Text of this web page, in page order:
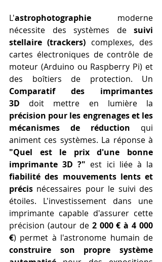
L'astrophotographie moderne
nécessite des systèmes de suivi
stellaire (trackers) complexes, des
cartes électroniques de contrôle de
moteur (Arduino ou Raspberry Pi) et
Comparatif des imprimantes
3D
précision pour les engrenages et les
mécanismes de réduction qui
"Quel est le prix d'une bonne
imprimante 3D ?"
fiabilité des mouvements lents et
précis nécessaires pour le suivi des
étoiles. L'investissement dans une
imprimante capable d'assurer cette
précision (autour de 2 000 € à 4 000
€
construire son propre système